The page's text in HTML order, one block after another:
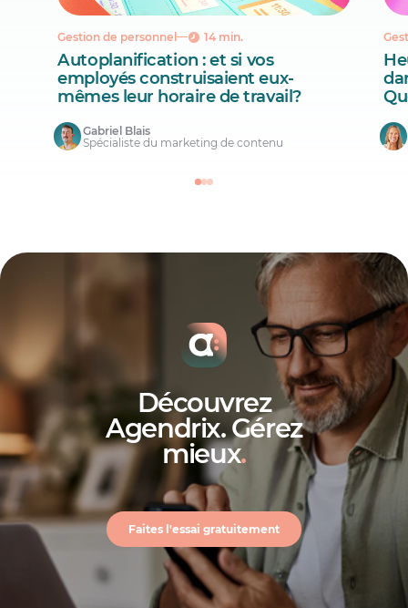
Gestion de personnel 14 min.
Autoplanification : et si vos
employés construisaient eux-
mêmes leur horaire de travail?
Gabriel Blais
Spécialiste du marketing de contenu
Découvrez
Agendrix. Gérez
mieux.
Faites l'essai gratuitement